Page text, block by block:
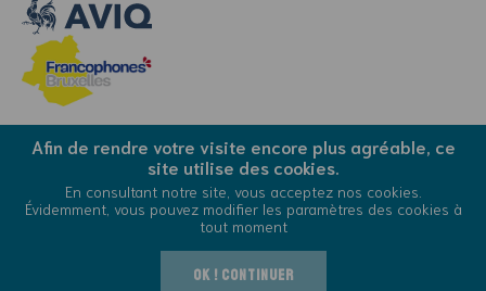
© Copyright 2026 La Plateforme - Tous droits réservés
Conditions Générales d’Utilisation
Cookies
Afin de rendre votre visite encore plus agréable, ce
site utilise des cookies.
En consultant notre site, vous acceptez nos cookies.
Évidemment, vous pouvez modifier les paramètres des cookies à
tout moment
OK ! Continuer